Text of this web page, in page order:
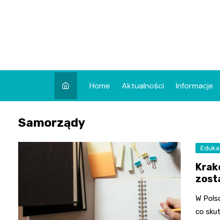
Home Aktualności Informacje
Samorządy
W
co